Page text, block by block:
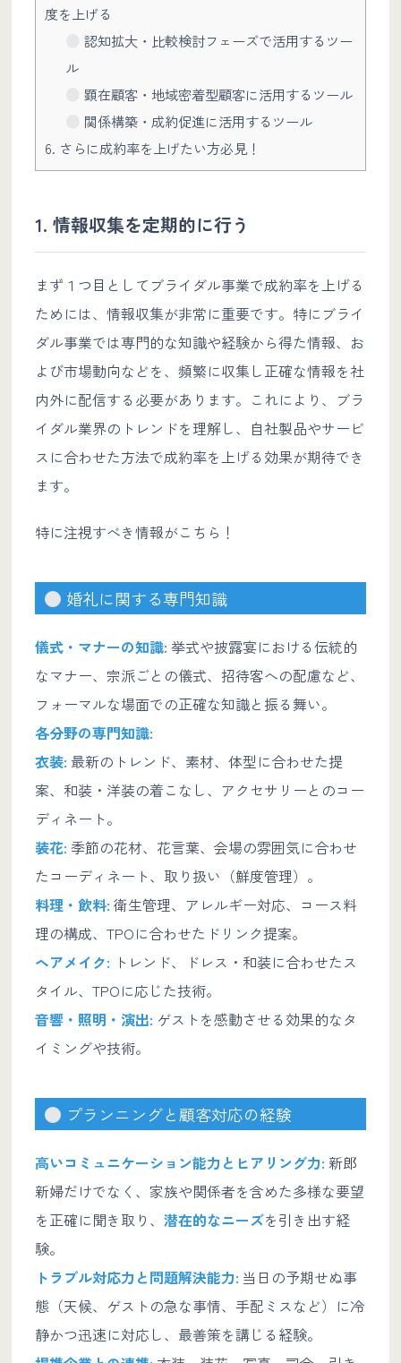
度を上げる
認知拡大・比較検討フェーズで活用するツー
ル
顕在顧客・地域密着型顧客に活用するツール
関係構築・成約促進に活用するツール
6. さらに成約率を上げたい方必見！
1. 情報収集を定期的に行う
まず１つ目としてブライダル事業で成約率を上げる
ためには、情報収集が非常に重要です。特にブライ
ダル事業では専門的な知識や経験から得た情報、お
よび市場動向などを、頻繁に収集し正確な情報を社
内外に配信する必要があります。これにより、ブラ
イダル業界のトレンドを理解し、自社製品やサービ
スに合わせた方法で成約率を上げる効果が期待でき
ます。
特に注視すべき情報がこちら！
婚礼に関する専門知識
儀式・マナーの知識: 挙式や披露宴における伝統的
なマナー、宗派ごとの儀式、招待客への配慮など、
フォーマルな場面での正確な知識と振る舞い。
各分野の専門知識:
衣装: 最新のトレンド、素材、体型に合わせた提
案、和装・洋装の着こなし、アクセサリーとのコー
ディネート。
装花: 季節の花材、花言葉、会場の雰囲気に合わせ
たコーディネート、取り扱い（鮮度管理）。
料理・飲料: 衛生管理、アレルギー対応、コース料
理の構成、TPOに合わせたドリンク提案。
ヘアメイク: トレンド、ドレス・和装に合わせたス
タイル、TPOに応じた技術。
音響・照明・演出: ゲストを感動させる効果的なタ
イミングや技術。
プランニングと顧客対応の経験
高いコミュニケーション能力とヒアリング力: 新郎
新婦だけでなく、家族や関係者を含めた多様な要望
を正確に聞き取り、 潜在的なニーズを引き出す経
験。
トラブル対応力と問題解決能力: 当日の予期せぬ事
態（天候、ゲストの急な事情、手配ミスなど）に冷
静かつ迅速に対応し、最善策を講じる経験。